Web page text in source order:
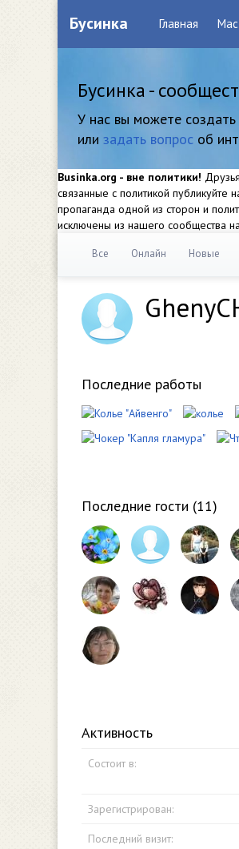
Бусинка Главная
Бусинка -
У нас вы можете создать
или задать вопрос об
Businka.org - вне политики!
связанные с политикой
пропаганда одной из сторон и
исключены из нашего сообщества
Все Онлайн Новые
Последние работы
Последние гости (11)
Активность
Состоит в:
Зарегистрирован:
Последний визит: